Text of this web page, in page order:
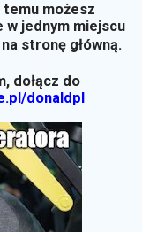
temu możesz
jednym miejscu
stronę główną.
dołącz do
donaldpl